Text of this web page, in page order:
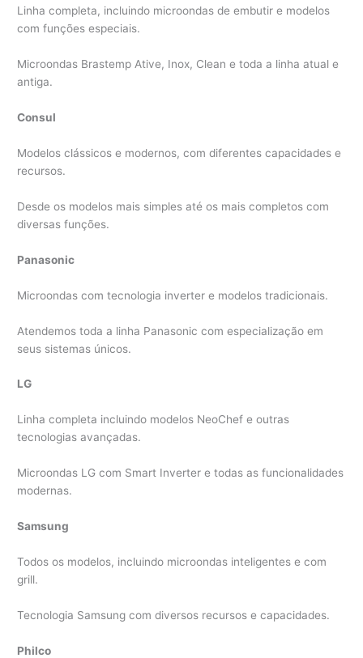
Linha completa, incluindo microondas de embutir e modelos
com funções especiais.
Microondas Brastemp Ative, Inox, Clean e toda a linha atual e
antiga.
Consul
Modelos clássicos e modernos, com diferentes capacidades e
recursos.
Desde os modelos mais simples até os mais completos com
diversas funções.
Panasonic
Microondas com tecnologia inverter e modelos tradicionais.
Atendemos toda a linha Panasonic com especialização em
seus sistemas únicos.
LG
Linha completa incluindo modelos NeoChef e outras
tecnologias avançadas.
Microondas LG com Smart Inverter e todas as funcionalidades
modernas.
Samsung
Todos os modelos, incluindo microondas inteligentes e com
grill.
Tecnologia Samsung com diversos recursos e capacidades.
Philco